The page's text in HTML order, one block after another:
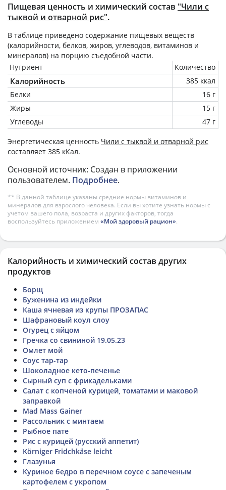
Пищевая ценность и химический состав "Чили с
тыквой и отварной рис".
В таблице приведено содержание пищевых веществ
(калорийности, белков, жиров, углеводов, витаминов и
минералов) на порцию съедобной части.
Нутриент
Количество
Калорийность
385 ккал
Белки
16 г
Жиры
15 г
Углеводы
47 г
Энергетическая ценность Чили с тыквой и отварной рис
составляет 385 кКал.
Основной источник: Создан в приложении
пользователем. Подробнее.
** В данной таблице указаны средние нормы витаминов и
минералов для взрослого человека. Если вы хотите узнать нормы с
учетом вашего пола, возраста и других факторов, тогда
воспользуйтесь приложением «Мой здоровый рацион».
Калорийность и химический состав других
продуктов
Борщ
Буженина из индейки
Каша ячневая из крупы ПРОЗАПАС
Шафрановый коул слоу
Огурец с яйцом
Гречка со свининой 19.05.23
Омлет мой
Соус тар-тар
Шоколадное кето-печенье
Сырный суп с фрикадельками
Салат с копченой курицей, томатами и маковой
заправкой
Mad Mass Gainer
Рассольник с минтаем
Рыбное пате
Рис с курицей (русский аппетит)
Körniger Fridchkäse leicht
Глазунья
Куриное бедро в перечном соусе с запеченым
картофелем с укропом